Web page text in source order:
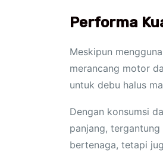
Performa
Meskipun
merancang motor
untuk debu halus
Dengan konsumsi
panjang,
bertenaga, tetapi